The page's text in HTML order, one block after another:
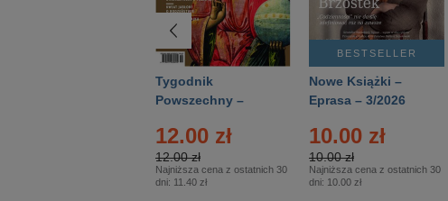
Tygodnik
Powszechny –
12.00 zł
12.00 zł
Najniższa cena z ostatnich 30
dni: 11.40 zł
BESTSELLER
Nowe Książki –
Eprasa – 3/2026
10.00 zł
10.00 zł
Najniższa cena z ostatnich 30
dni: 10.00 zł